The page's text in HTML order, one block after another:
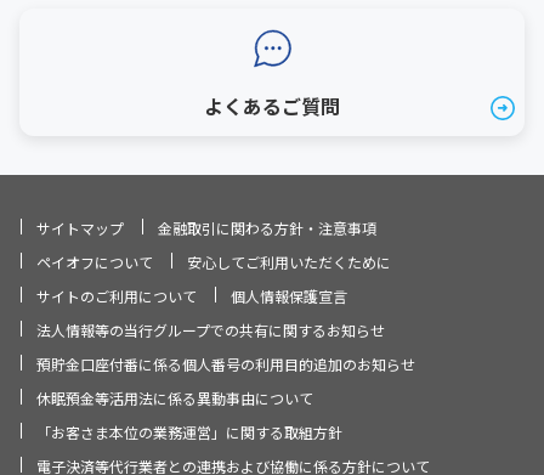
よくあるご質問
サイトマップ
金融取引に関わる方針・注意事項
ペイオフについて
安心してご利用いただくために
サイトのご利用について
個人情報保護宣言
法人情報等の当行グループでの共有に関するお知らせ
預貯金口座付番に係る個人番号の利用目的追加のお知らせ
休眠預金等活用法に係る異動事由について
「お客さま本位の業務運営」に関する取組方針
電子決済等代行業者との連携および協働に係る方針について